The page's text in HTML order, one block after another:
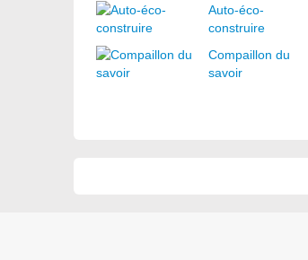
Auto-éco-
construire
Compaillon du
savoir